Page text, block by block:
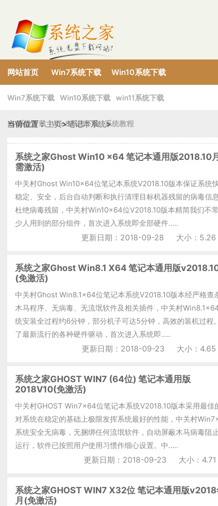
网站首页 Win7系统下载 Win10系统下载
XP系统下载 Win8系统下载 win11系统下载
Win7系统下载 Win10系统下载 win11系统下载
XP系统下载 Win8系统下载 系统教程
当前位置：主页>笔记本系统>
系统之家Ghost Win10 x64 笔记本通用版2018.10
需激活)
中关村Ghost Win10x64位笔记本系统V2018.10版本保证系统
稳定、安全，后台自动判断和执行清理目标机器残留的病毒信
杜绝病毒残留，中关村Win10x64位V2018.10版本精简我们不
少人用到的部分组件，首次进入系统即全部硬件.....
更新日期：2018-09-28 大小：5.26
系统之家Ghost Win8.1 X64 笔记本通用版
(免激活)
中关村Ghost Win8.1x64位笔记本系统V2018.10版本经严格查
木马程序、无病毒、无流氓软件及相关插件，中关村
统安装全过程约6分钟，部分机子可达5分钟，高效的装机过程
了最新流行的各种硬件驱动，首次进入系统即.....
更新日期：2018-09-23 大小：4.65
系统之家GHOST WIN7 (64位) 笔记本通用版
2018V10(免激活)
中关村GHOST Win7x64位笔记本系统V2018.10版本采用最佳
对系统在稳定的基础上极限发挥系统最好的性能，中关村
系统安全无病毒，无捆绑任何流氓软件，自动屏蔽木马病毒阻
运行，软件已按照用户使用习惯作细心设置。中.....
更新日期：2018-09-23 大小：
系统之家GHOST WIN7 X32位 笔记本通用版
月(免激活)